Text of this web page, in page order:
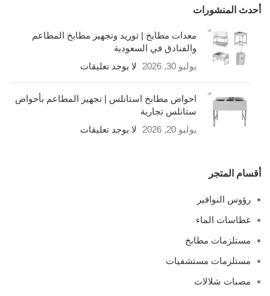
أحدث المنشورات
معدات مطابخ | توريد وتجهيز مطابخ المطاعم
والفنادق في السعودية
يوليو 30, 2026
لا يوجد تعليقات
احواض مطابخ استانلس | تجهيز المطاعم بأحواض
ستانلس تجارية
يوليو 20, 2026
لا يوجد تعليقات
أقسام المتجر
رؤوس النوافير
غطاسات الماء
مستلزمات مطابخ
مستلزمات مستشفيات
مصبات شلالات